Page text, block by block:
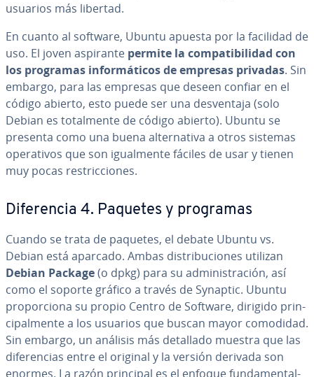
usuarios más libertad.
En cuanto al software, Ubuntu apuesta por la facilidad de
uso. El joven aspirante permite la co­m­pa­ti­bi­li­dad con
los programas in­fo­r­má­ti­cos de empresas privadas. Sin
embargo, para las empresas que deseen confiar en el
código abierto, esto puede ser una de­s­ve­n­ta­ja (solo
Debian es to­ta­l­me­n­te de código abierto). Ubuntu se
presenta como una buena al­te­r­na­ti­va a otros sistemas
ope­ra­ti­vos que son igua­l­me­n­te fáciles de usar y tienen
muy pocas re­s­tri­c­cio­nes.
Di­fe­re­n­cia 4. Paquetes y programas
Cuando se trata de paquetes, el debate Ubuntu vs.
Debian está aparcado. Ambas di­s­tri­bu­cio­nes utilizan
Debian Package(o dpkg) para su ad­mi­ni­s­tra­ción, así
como el soporte gráfico a través de Synaptic. Ubuntu
pro­po­r­cio­na su propio Centro de Software, dirigido pri­n­
ci­pa­l­me­n­te a los usuarios que buscan mayor comodidad.
Sin embargo, un análisis más detallado muestra que las
di­fe­re­n­cias entre el original y la versión derivada son
enormes. La razón principal es el enfoque fu­n­da­me­n­ta­l­